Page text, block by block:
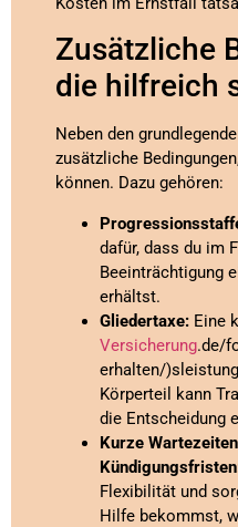
Zusätzliche
die hilfreich
Neben den
zusätzliche
können. Dazu gehören:
dafür, dass du im
Beeinträchtigung
erhältst.
Gliedertaxe: Eine
Versicherung.de/
erhalten/
Körperteil kann
die Entscheidung
Kurze
Flexibilität und
Hilfe bekommst,